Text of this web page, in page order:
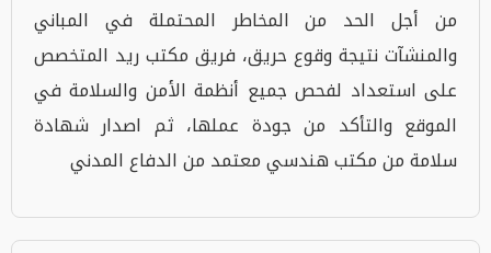
من أجل الحد من المخاطر المحتملة في المباني
والمنشآت نتيجة وقوع حريق، فريق مكتب ريد المتخصص
على استعداد لفحص جميع أنظمة الأمن والسلامة في
الموقع والتأكد من جودة عملها، ثم اصدار شهادة
سلامة من مكتب هندسي معتمد من الدفاع المدني